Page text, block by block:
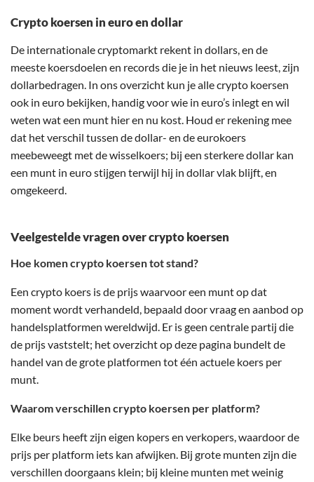
Crypto koersen in euro en dollar
De internationale cryptomarkt rekent in dollars, en de
meeste koersdoelen en records die je in het nieuws leest, zijn
dollarbedragen. In ons overzicht kun je alle crypto koersen
ook in euro bekijken, handig voor wie in euro’s inlegt en wil
weten wat een munt hier en nu kost. Houd er rekening mee
dat het verschil tussen de dollar- en de eurokoers
meebeweegt met de wisselkoers; bij een sterkere dollar kan
een munt in euro stijgen terwijl hij in dollar vlak blijft, en
omgekeerd.
Veelgestelde vragen over crypto koersen
Hoe komen crypto koersen tot stand?
Een crypto koers is de prijs waarvoor een munt op dat
moment wordt verhandeld, bepaald door vraag en aanbod op
handelsplatformen wereldwijd. Er is geen centrale partij die
de prijs vaststelt; het overzicht op deze pagina bundelt de
handel van de grote platformen tot één actuele koers per
munt.
Waarom verschillen crypto koersen per platform?
Elke beurs heeft zijn eigen kopers en verkopers, waardoor de
prijs per platform iets kan afwijken. Bij grote munten zijn die
verschillen doorgaans klein; bij kleine munten met weinig